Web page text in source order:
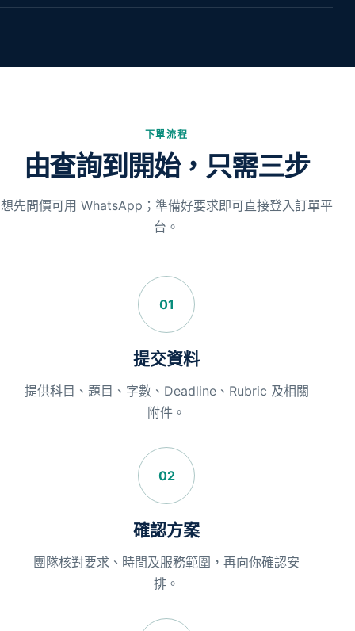
下單流程
由查詢到開始，只需三步
想先問價可用 WhatsApp；準備好要求即可直接登入訂單平
台。
01
提交資料
提供科目、題目、字數、Deadline、Rubric 及相關
附件。
02
確認方案
團隊核對要求、時間及服務範圍，再向你確認安
排。